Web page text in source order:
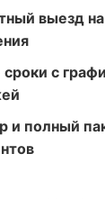
выезд
с
и полный